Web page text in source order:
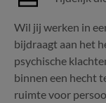
Wil jij werken in
bijdraagt aan het
psychische
binnen een hecht
ruimte voor